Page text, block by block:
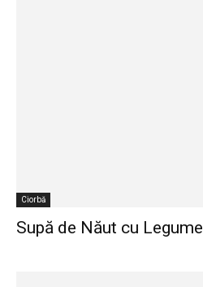
Ciorbă
Supă de Năut cu Legume